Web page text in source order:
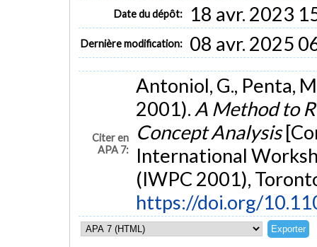
Date du dépôt: 18 avr. 2023
Dernière modification: 08 avr. 2025
Citer en
APA 7:
Antoniol, G., Penta,
2001). A Method to
Concept Analysis
International
(IWPC 2001),
https://doi.org/